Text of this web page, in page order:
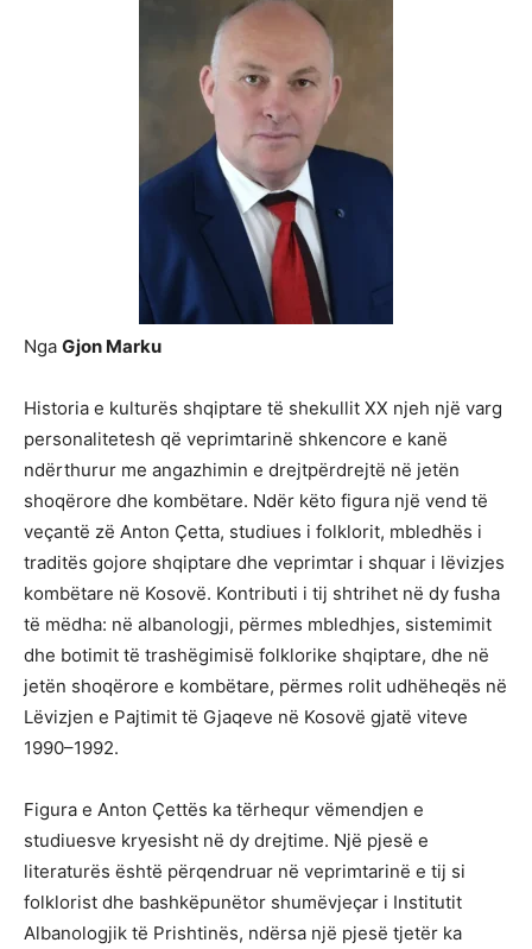
Nga Gjon Marku
Historia e kulturës shqiptare të shekullit XX njeh një varg
personalitetesh që veprimtarinë shkencore e kanë
ndërthurur me angazhimin e drejtpërdrejtë në jetën
shoqërore dhe kombëtare. Ndër këto figura një vend të
veçantë zë Anton Çetta, studiues i folklorit, mbledhës i
traditës gojore shqiptare dhe veprimtar i shquar i lëvizjes
kombëtare në Kosovë. Kontributi i tij shtrihet në dy fusha
të mëdha: në albanologji, përmes mbledhjes, sistemimit
dhe botimit të trashëgimisë folklorike shqiptare, dhe në
jetën shoqërore e kombëtare, përmes rolit udhëheqës në
Lëvizjen e Pajtimit të Gjaqeve në Kosovë gjatë viteve
1990–1992.
Figura e Anton Çettës ka tërhequr vëmendjen e
studiuesve kryesisht në dy drejtime. Një pjesë e
literaturës është përqendruar në veprimtarinë e tij si
folklorist dhe bashkëpunëtor shumëvjeçar i Institutit
Albanologjik të Prishtinës, ndërsa një pjesë tjetër ka